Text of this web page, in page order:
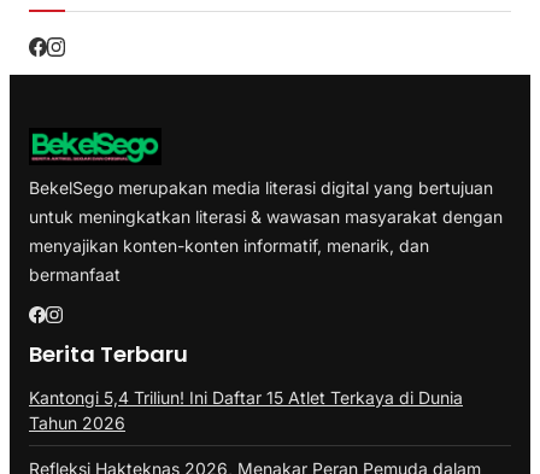
BekelSego merupakan media literasi digital yang bertujuan
untuk meningkatkan literasi & wawasan masyarakat dengan
menyajikan konten-konten informatif, menarik, dan
bermanfaat
Berita Terbaru
Kantongi 5,4 Triliun! Ini Daftar 15 Atlet Terkaya di Dunia
Tahun 2026
Refleksi Hakteknas 2026, Menakar Peran Pemuda dalam